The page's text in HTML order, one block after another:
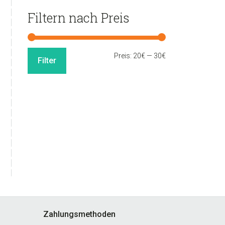
Filtern nach Preis
Min.
Max.
Filter Preis: 20€— 30€
Zahlungsmethoden